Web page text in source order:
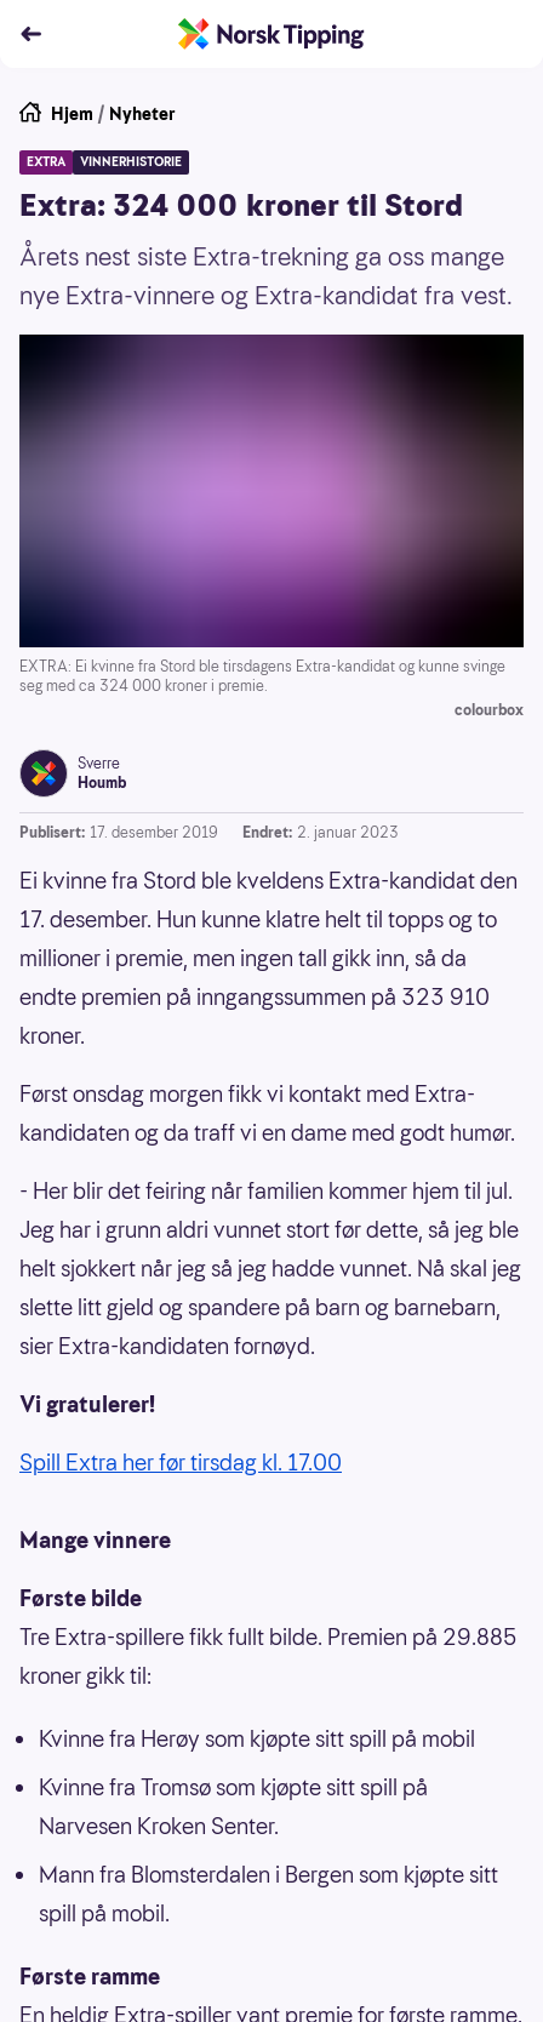
Hjem / Nyheter
EXTRA VINNERHISTORIE
Extra: 324 000 kroner til Stord
Årets nest siste Extra-trekning ga oss mange
nye Extra-vinnere og Extra-kandidat fra vest.
EXTRA: Ei kvinne fra Stord ble tirsdagens Extra-kandidat og kunne svinge
seg med ca 324 000 kroner i premie.
colourbox
Sverre
Houmb
Publisert: 17. desember 2019 Endret: 2. januar 2023
Ei kvinne fra Stord ble kveldens Extra-kandidat den
17. desember. Hun kunne klatre helt til topps og to
millioner i premie, men ingen tall gikk inn, så da
endte premien på inngangssummen på 323 910
kroner.
Først onsdag morgen fikk vi kontakt med Extra-
kandidaten og da traff vi en dame med godt humør.
- Her blir det feiring når familien kommer hjem til jul.
Jeg har i grunn aldri vunnet stort før dette, så jeg ble
helt sjokkert når jeg så jeg hadde vunnet. Nå skal jeg
slette litt gjeld og spandere på barn og barnebarn,
sier Extra-kandidaten fornøyd.
Vi gratulerer!
Spill Extra her før tirsdag kl. 17.00
Mange vinnere
Første bilde
Tre Extra-spillere fikk fullt bilde. Premien på 29.885
kroner gikk til:
Kvinne fra Herøy som kjøpte sitt spill på mobil
Kvinne fra Tromsø som kjøpte sitt spill på
Narvesen Kroken Senter.
Mann fra Blomsterdalen i Bergen som kjøpte sitt
spill på mobil.
Første ramme
En heldig Extra-spiller vant premie for første ramme.